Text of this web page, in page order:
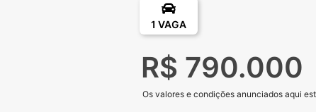
1 VAGA
R$ 790.000
Os valores e condições anunciados aqui